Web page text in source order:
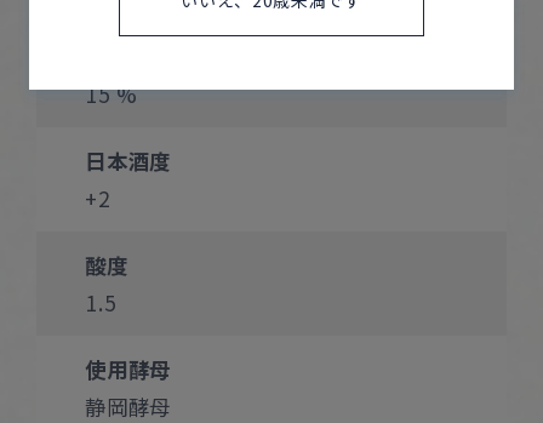
15 %
日本酒度
+2
酸度
1.5
使用酵母
静岡酵母